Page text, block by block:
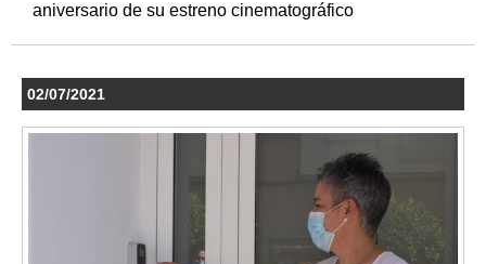
aniversario de su estreno cinematográfico
02/07/2021